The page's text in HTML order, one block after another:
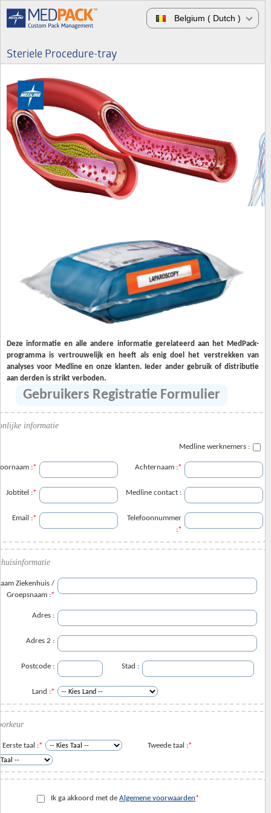
Steriele Procedure-tray
Belgium ( Dutch )
Deze informatie en alle andere informatie gerelateerd aan het MedPack-
programma is vertrouwelijk en heeft als enig doel het verstrekken van
analyses voor Medline en onze klanten. Ieder ander gebruik of distributie
aan derden is strikt verboden.
Gebruikers Registratie Formulier
informatie
Medline werknemers :
:* Achternaam :*
Jobtitel :* Medline contact :
Email :*
Telefoonnummer
:*
Ziekenhuis /
Groepsnaam :*
Adres :
Adres 2 :
Postcode : Stad :
Land :*
Eerste taal :* Tweede taal :*
Ik ga akkoord met de Algemene voorwaarden*